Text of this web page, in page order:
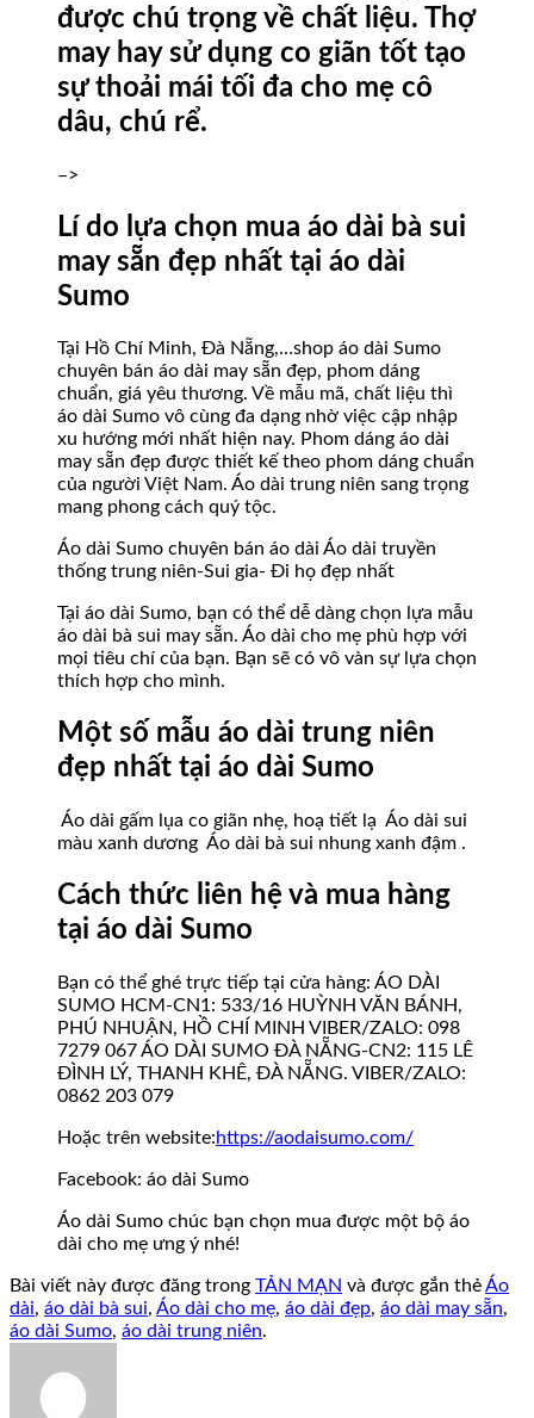
được chú trọng về chất liệu. Thợ
may hay sử dụng co giãn tốt tạo
sự thoải mái tối đa cho mẹ cô
dâu, chú rể.
–>
Lí do lựa chọn mua áo dài bà sui
may sẵn đẹp nhất tại áo dài
Sumo
Tại Hồ Chí Minh, Đà Nẵng,…shop áo dài Sumo
chuyên bán áo dài may sẵn đẹp, phom dáng
chuẩn, giá yêu thương. Về mẫu mã, chất liệu thì
áo dài Sumo vô cùng đa dạng nhờ việc cập nhập
xu hướng mới nhất hiện nay. Phom dáng áo dài
may sẵn đẹp được thiết kế theo phom dáng chuẩn
của người Việt Nam. Áo dài trung niên sang trọng
mang phong cách quý tộc.
Áo dài Sumo chuyên bán áo dài Áo dài truyền
thống trung niên-Sui gia- Đi họ đẹp nhất
Tại áo dài Sumo, bạn có thể dễ dàng chọn lựa mẫu
áo dài bà sui may sẵn. Áo dài cho mẹ phù hợp với
mọi tiêu chí của bạn. Bạn sẽ có vô vàn sự lựa chọn
thích hợp cho mình.
Một số mẫu áo dài trung niên
đẹp nhất tại áo dài Sumo
Áo dài gấm lụa co giãn nhẹ, hoạ tiết lạ Áo dài sui
màu xanh dương Áo dài bà sui nhung xanh đậm .
Cách thức liên hệ và mua hàng
tại áo dài Sumo
Bạn có thể ghé trực tiếp tại cửa hàng: ÁO DÀI
SUMO HCM-CN1: 533/16 HUỲNH VĂN BÁNH,
PHÚ NHUẬN, HỒ CHÍ MINH VIBER/ZALO: 098
7279 067 ÁO DÀI SUMO ĐÀ NẴNG-CN2: 115 LÊ
ĐÌNH LÝ, THANH KHÊ, ĐÀ NẴNG. VIBER/ZALO:
0862 203 079
Hoặc trên website:https://aodaisumo.com/
Facebook: áo dài Sumo
Áo dài Sumo chúc bạn chọn mua được một bộ áo
dài cho mẹ ưng ý nhé!
Bài viết này được đăng trong TẢN MẠN và được gắn thẻÁo
dài, áo dài bà sui, Áo dài cho mẹ, áo dài đẹp, áo dài may sẵn,
áo dài Sumo, áo dài trung niên.